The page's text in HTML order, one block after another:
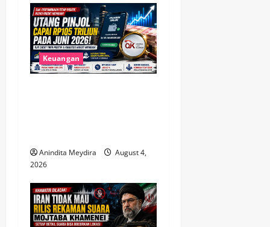
Keuangan
Anindita Meydira
August 4,
2026